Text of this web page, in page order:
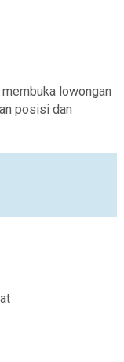
lowongan
posisi dan